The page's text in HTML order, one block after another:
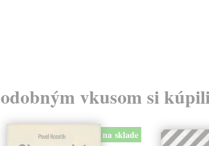
vkusom si
na sklade